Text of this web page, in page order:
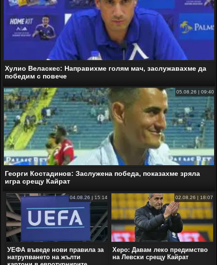
Хулио Веласкес: Направихме голям мач, заслужавахме да
победим с повече
05.08.26 | 09:40
Георги Костадинов: Заслужена победа, показахме зряла
игра срещу Кайрат
04.08.26 | 15:14
УЕФА въведе нови правила за
натрупването на жълти
02.08.26 | 18:07
Херо: Давам леко предимство
на Левски срещу Кайрат